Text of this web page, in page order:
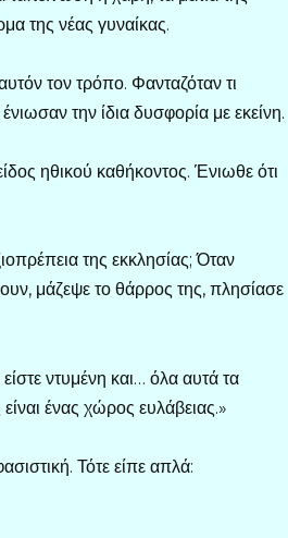
της νέας γυναίκας.
τον τρόπο. Φανταζόταν τι
την ίδια δυσφορία με εκείνη.
ηθικού καθήκοντος. Ένιωθε ότι
της εκκλησίας; Όταν
μάζεψε το θάρρος της, πλησίασε
ντυμένη και… όλα αυτά τα
ένας χώρος ευλάβειας.»
Τότε είπε απλά: